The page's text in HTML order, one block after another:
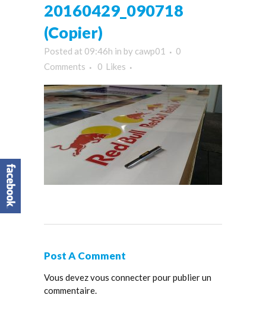
20160429_090718
(Copier)
Posted at 09:46h in by cawp01
0
Comments
0 Likes
Post A Comment
Vous devezvous connecterpour publier un
commentaire.